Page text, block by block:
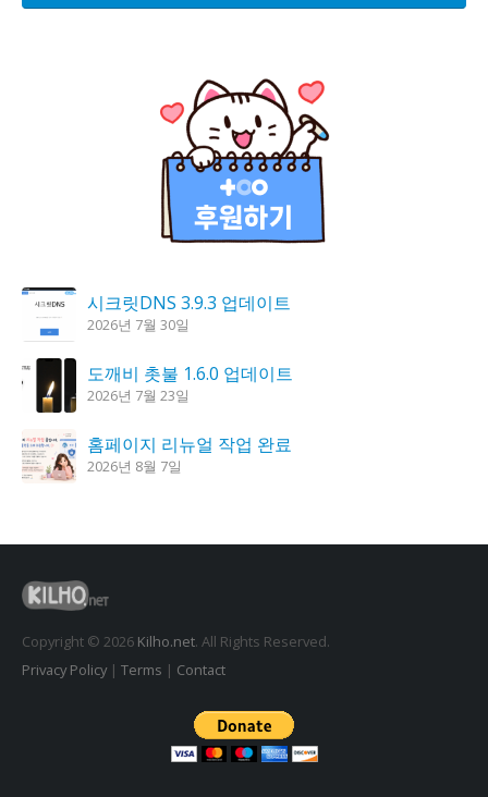
시크릿DNS 3.9.3 업데이트
2026년 7월 30일
도깨비 촛불 1.6.0 업데이트
2026년 7월 23일
홈페이지 리뉴얼 작업 완료
2026년 8월 7일
꿈의세계 1.3.0 – 꿈해몽, 꿈풀이
2026년 7월 30일
Copyright © 2026 Kilho.net. All Rights Reserved.
Privacy Policy| Terms | Contact